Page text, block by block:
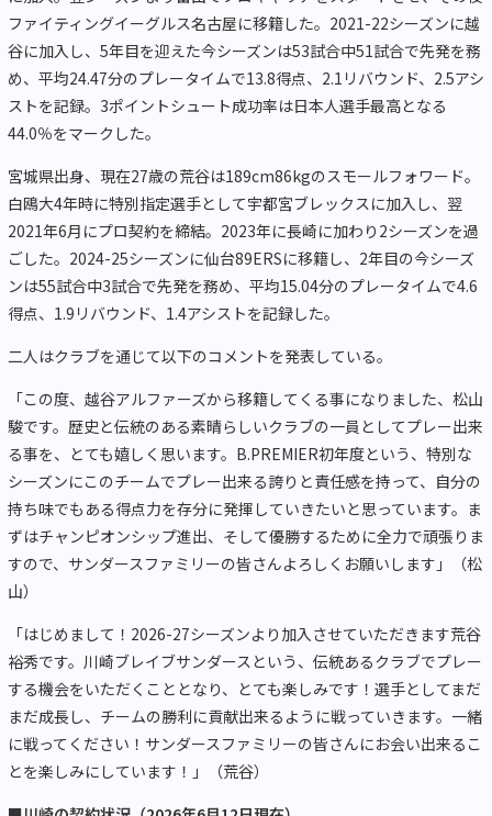
ファイティングイーグルス名古屋に移籍した。2021-22シーズンに越
谷に加入し、5年目を迎えた今シーズンは53試合中51試合で先発を務
め、平均24.47分のプレータイムで13.8得点、2.1リバウンド、2.5アシ
ストを記録。3ポイントシュート成功率は日本人選手最高となる
44.0％をマークした。
宮城県出身、現在27歳の荒谷は189cm86kgのスモールフォワード。
白鴎大4年時に特別指定選手として宇都宮ブレックスに加入し、翌
2021年6月にプロ契約を締結。2023年に長崎に加わり2シーズンを過
ごした。2024-25シーズンに仙台89ERSに移籍し、2年目の今シーズ
ンは55試合中3試合で先発を務め、平均15.04分のプレータイムで4.6
得点、1.9リバウンド、1.4アシストを記録した。
二人はクラブを通じて以下のコメントを発表している。
「この度、越谷アルファーズから移籍してくる事になりました、松山
駿です。歴史と伝統のある素晴らしいクラブの一員としてプレー出来
る事を、とても嬉しく思います。B.PREMIER初年度という、特別な
シーズンにこのチームでプレー出来る誇りと責任感を持って、自分の
持ち味でもある得点力を存分に発揮していきたいと思っています。ま
ずはチャンピオンシップ進出、そして優勝するために全力で頑張りま
すので、サンダースファミリーの皆さんよろしくお願いします」（松
山）
「はじめまして！2026-27シーズンより加入させていただきます荒谷
裕秀です。川崎ブレイブサンダースという、伝統あるクラブでプレー
する機会をいただくこととなり、とても楽しみです！選手としてまだ
まだ成長し、チームの勝利に貢献出来るように戦っていきます。一緒
に戦ってください！サンダースファミリーの皆さんにお会い出来るこ
とを楽しみにしています！」（荒谷）